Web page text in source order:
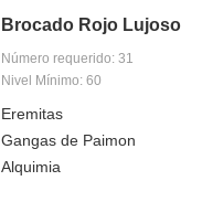
Brocado Rojo Lujoso
Número requerido: 31
Nivel Mínimo: 60
Eremitas
Gangas de Paimon
Alquimia